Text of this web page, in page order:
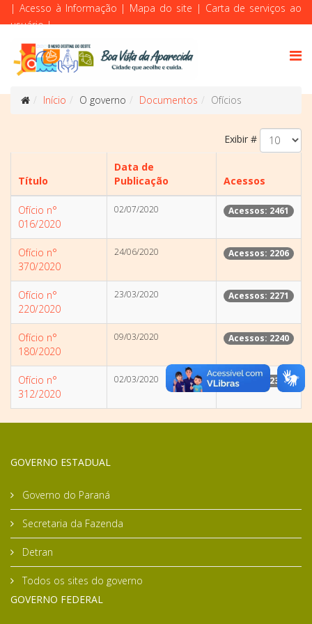
| Acesso à Informação | Mapa do site | Carta de serviços ao
usuário|
Início O governo Documentos Ofícios
Exibir #
Título
Data de
Publicação
Acessos
Ofício n°
016/2020
02/07/2020 Acessos: 2461
Ofício n°
370/2020
24/06/2020 Acessos: 2206
Ofício n°
220/2020
23/03/2020 Acessos: 2271
Ofício n°
180/2020
09/03/2020 Acessos: 2240
Ofício n°
312/2020
02/03/2020 Acessos: 2334
GOVERNO ESTADUAL
Governo do Paraná
Secretaria da Fazenda
Detran
Todos os sites do governo
GOVERNO FEDERAL